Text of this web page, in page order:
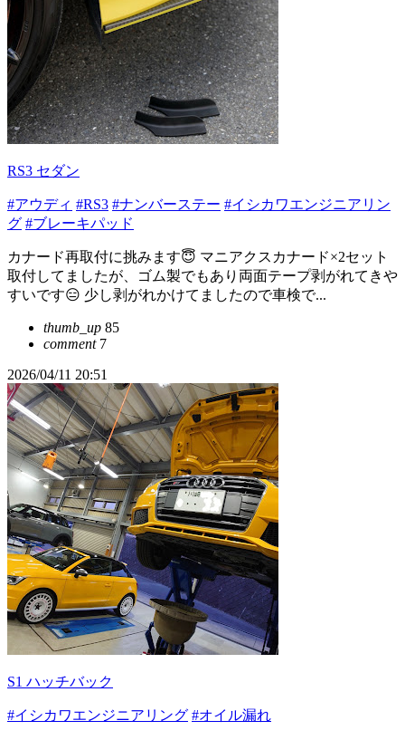
RS3 セダン
#アウディ #RS3 #ナンバーステー #イシカワエンジニアリン
グ #ブレーキパッド
カナード再取付に挑みます😇 マニアクスカナード×2セット
取付してましたが、ゴム製でもあり両面テープ剥がれてきや
すいです😑 少し剥がれかけてましたので車検で...
thumb_up 85
comment7
2026/04/11 20:51
S1 ハッチバック
#イシカワエンジニアリング #オイル漏れ